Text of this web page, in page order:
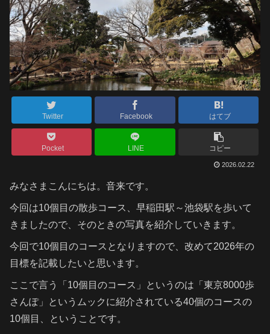
Twitter Facebook はてブ
Pocket LINE コピー
2026.02.22
みなさまこんにちは。音来です。
今回は10個目の散歩コース、早稲田駅～池袋駅を歩いて
きましたので、そのときの写真を紹介していきます。
今回で10個目のコースとなりますので、改めて2026年の
目標を記載したいと思います。
ここで言う「10個目のコース」というのは「東京8000歩
さんぽ」というムックに紹介されている40個のコースの
10個目、ということです。